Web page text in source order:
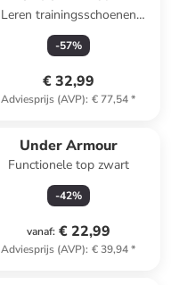
Leren trainingsschoenen
beige/wit
-57%
€ 32,99
Adviesprijs (AVP): € 77,54*
Under Armour
Functionele top zwart
-42%
vanaf: € 22,99
Adviesprijs (AVP): € 39,94*